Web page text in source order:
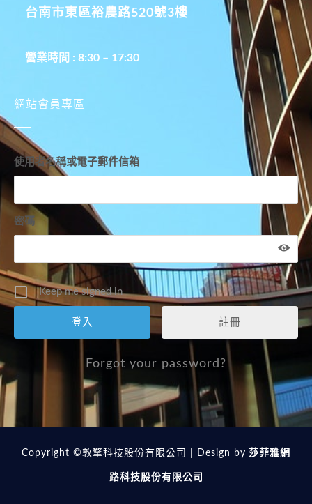
台南市東區裕農路520號3樓
營業時間 : 8:30 – 17:30
網站會員專區
使用者名稱或電子郵件信箱
密碼
Keep me signed in
註冊
Forgot your password?
Copyright ©敦擎科技股份有限公司 | Design by 莎菲雅網
路科技股份有限公司